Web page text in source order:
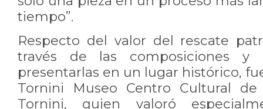
tiempo”.
Respecto del valor del rescate
través de las composiciones y
presentarlas en un lugar histórico,
Tornini Museo Centro Cultural de
Tornini, quien valoró